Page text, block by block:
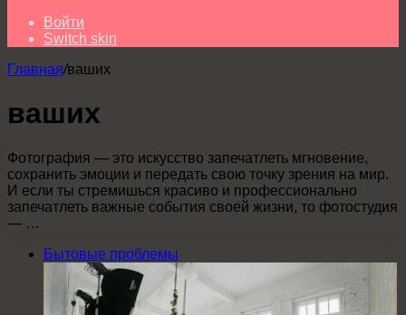
Войти
Switch skin
Главная/ваших
ваших
Фотография — это искусство запечатлеть мгновение,
сохранить эмоции и передать свою точку зрения на мир.
И если ты стремишься красиво и профессионально
запечатлеть важные события своей жизни, то фотостудия
— …
Бытовые проблемы